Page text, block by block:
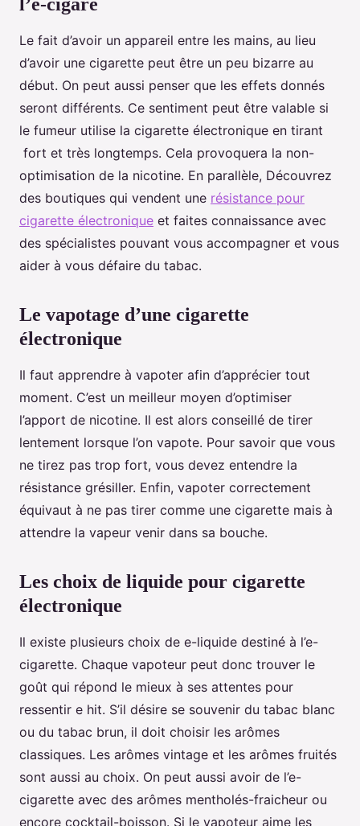
Le fait d’avoir un appareil entre les mains, au lieu
d’avoir une cigarette peut être un peu bizarre au
début. On peut aussi penser que les effets donnés
seront différents. Ce sentiment peut être valable si
le fumeur utilise la cigarette électronique en tirant
fort et très longtemps. Cela provoquera la non-
optimisation de la nicotine. En parallèle, Découvrez
des boutiques qui vendent une résistance pour
cigarette électronique et faites connaissance avec
des spécialistes pouvant vous accompagner et vous
aider à vous défaire du tabac.
Le vapotage d’une cigarette
électronique
Il faut apprendre à vapoter afin d’apprécier tout
moment. C’est un meilleur moyen d’optimiser
l’apport de nicotine. Il est alors conseillé de tirer
lentement lorsque l’on vapote. Pour savoir que vous
ne tirez pas trop fort, vous devez entendre la
résistance grésiller. Enfin, vapoter correctement
équivaut à ne pas tirer comme une cigarette mais à
attendre la vapeur venir dans sa bouche.
Les choix de liquide pour cigarette
électronique
Il existe plusieurs choix de e-liquide destiné à l’e-
cigarette. Chaque vapoteur peut donc trouver le
goût qui répond le mieux à ses attentes pour
ressentir e hit. S’il désire se souvenir du tabac blanc
ou du tabac brun, il doit choisir les arômes
classiques. Les arômes vintage et les arômes fruités
sont aussi au choix. On peut aussi avoir de l’e-
cigarette avec des arômes mentholés-fraicheur ou
encore cocktail-boisson. Si le vapoteur aime les